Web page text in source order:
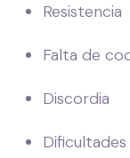
Resistencia
Falta de
Discordia